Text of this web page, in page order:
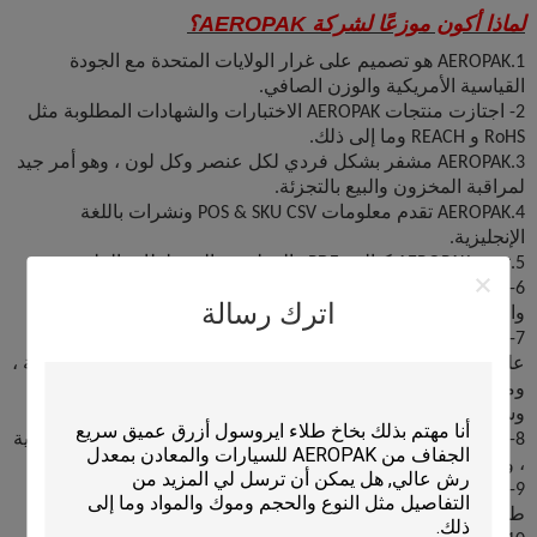
اترك رسالة
لماذا أكون موزعًا لشركة AEROPAK؟
1.AEROPAK هو تصميم على غرار الولايات المتحدة مع الجودة
القياسية الأمريكية والوزن الصافي.
2- اجتازت منتجات AEROPAK الاختبارات والشهادات المطلوبة مثل
RoHS و REACH وما إلى ذلك.
3.AEROPAK مشفر بشكل فردي لكل عنصر وكل لون ، وهو أمر جيد
لمراقبة المخزون والبيع بالتجزئة.
4.AEROPAK تقدم معلومات POS & SKU CSV ونشرات باللغة
الإنجليزية.
5.تقدم AEROPAK كتالوج PDF والمطبوع والمخططات الملونة.
والمزيد من المنتجات الجديدة لتوسيع حصصك في السوق.
على موقعنا الإلكتروني ، والعلب ، والكتالوج ، والمخططات الملونة ،
وما إلى ذلك ، وستقدم العديد من الهدايا المختلفة لترويجك ، بل
وستدعمك أيضًا في معرضك التجاري المحلي.
8- ستفيدك AEROPAK بمكافأة بنسبة 1-2٪ من حجم مبيعاتك السنوية
، وفقًا لمبلغ طلبك السنوي.
9- تقبل AEROPAK ما يصل إلى 10٪ OA (حساب مفتوح) وفقًا لمبلغ
طلبك السنوي.